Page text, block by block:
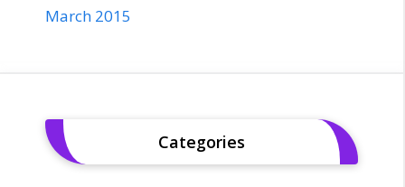
March 2015
Categories